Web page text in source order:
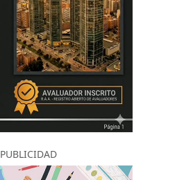
PUBLICIDAD